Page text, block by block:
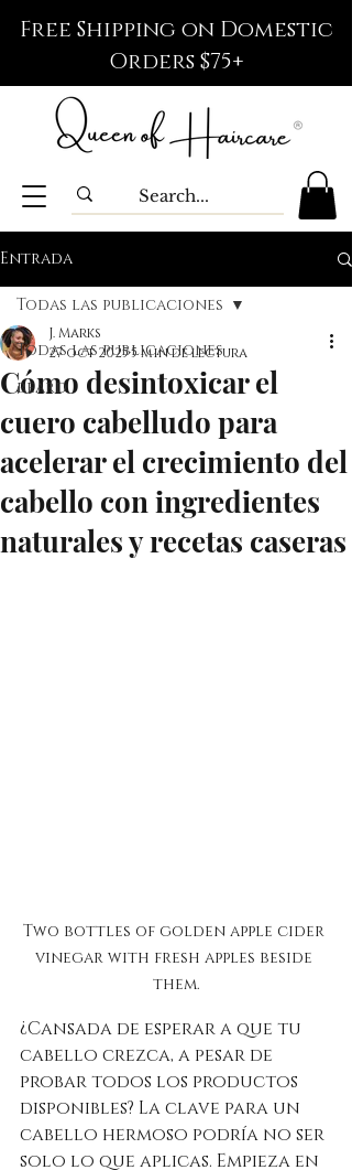
Free Shipping on Domestic
Orders $75+
Entrada
Todas las publicaciones
beard
Todas las publicaciones
Cómo desintoxicar el
cuero cabelludo para
acelerar el crecimiento del
cabello con ingredientes
naturales y recetas caseras
J. Marks
27 oct 20255 min de lectura
Two bottles of golden apple cider
vinegar with fresh apples beside
them.
¿Cansada de esperar a que tu
cabello crezca, a pesar de
probar todos los productos
disponibles? La clave para un
cabello hermoso podría no ser
solo lo que aplicas. Empieza en